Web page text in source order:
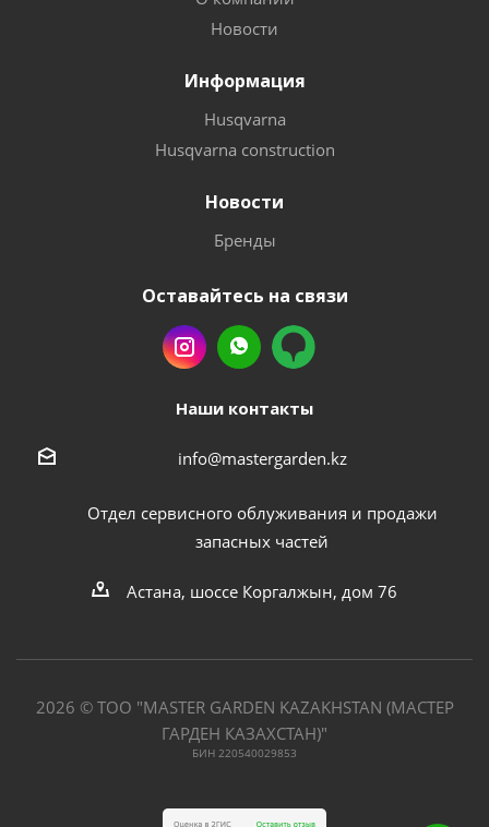
Новости
Информация
Husqvarna
Husqvarna construction
Новости
Бренды
Оставайтесь на связи
Наши контакты
info@mastergarden.kz
Отдел сервисного облуживания и продажи
запасных частей
Астана, шоссе Коргалжын, дом 76
2026 © ТОО "MASTER GARDEN KAZAKHSTAN (МАСТЕР
ГАРДЕН КАЗАХСТАН)"
БИН 220540029853